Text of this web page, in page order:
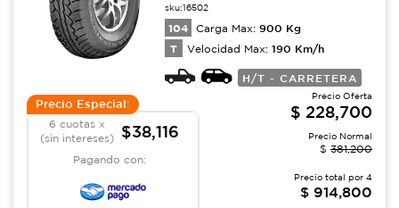
sku:16502
104 Carga Max: 900 Kg
T Velocidad Max: 190 Km/h
H/T - CARRETERA
Precio Especial:
6 cuotas x
(sin intereses)
$38,116
Pagando con:
Precio Oferta
$ 228,700
Precio Normal
$ 381,200
Precio total por 4
$ 914,800